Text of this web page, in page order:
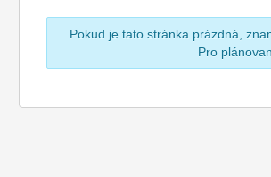
Pokud je tato stránka prázdná,
Pro